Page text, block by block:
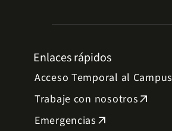
Enlaces rápidos
Acceso Temporal al Campus
Trabaje con nosotrosarrow_outward
Emergencias arrow_outward